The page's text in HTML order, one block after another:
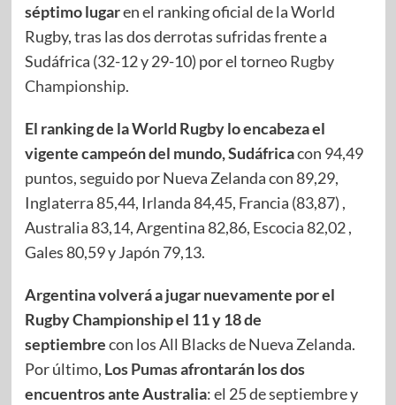
séptimo lugaren el ranking oficial de la World
Rugby, tras las dos derrotas sufridas frente a
Sudáfrica (32-12 y 29-10) por el torneoRugby
Championship.
El ranking de la World Rugby lo encabeza el
vigente campeón del mundo, Sudáfricacon 94,49
puntos, seguido por Nueva Zelanda con 89,29,
Inglaterra 85,44, Irlanda 84,45, Francia (83,87) ,
Australia 83,14, Argentina 82,86, Escocia 82,02 ,
Gales 80,59 y Japón 79,13.
Argentina volverá a jugar nuevamente por el
Rugby Championship el 11 y 18 de
septiembrecon los All Blacks de Nueva Zelanda.
Por último, Los Pumasafrontarán los dos
encuentros ante Australia: el 25 de septiembre y